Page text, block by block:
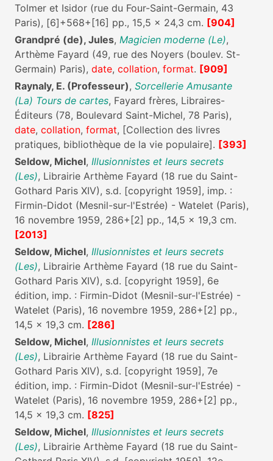
Tolmer et Isidor (rue du Four-Saint-Germain, 43
Paris), [6]+568+[16] pp., 15,5 x 24,3 cm. [904]
Grandpré (de), Jules, Magicien moderne (Le),
Arthème Fayard (49, rue des Noyers (boulev. St-
Germain) Paris), date, collation, format. [909]
Raynaly, E. (Professeur), Sorcellerie Amusante
(La) Tours de cartes, Fayard frères, Libraires-
Éditeurs (78, Boulevard Saint-Michel, 78 Paris),
date, collation, format, [Collection des livres
pratiques, bibliothèque de la vie populaire]. [393]
Seldow, Michel, Illusionnistes et leurs secrets
(Les), Librairie Arthème Fayard (18 rue du Saint-
Gothard Paris XIV), s.d. [copyright 1959], imp. :
Firmin-Didot (Mesnil-sur-l'Estrée) - Watelet (Paris),
16 novembre 1959, 286+[2] pp., 14,5 x 19,3 cm.
[2013]
Seldow, Michel, Illusionnistes et leurs secrets
(Les), Librairie Arthème Fayard (18 rue du Saint-
Gothard Paris XIV), s.d. [copyright 1959], 6e
édition, imp. : Firmin-Didot (Mesnil-sur-l'Estrée) -
Watelet (Paris), 16 novembre 1959, 286+[2] pp.,
14,5 x 19,3 cm. [286]
Seldow, Michel, Illusionnistes et leurs secrets
(Les), Librairie Arthème Fayard (18 rue du Saint-
Gothard Paris XIV), s.d. [copyright 1959], 7e
édition, imp. : Firmin-Didot (Mesnil-sur-l'Estrée) -
Watelet (Paris), 16 novembre 1959, 286+[2] pp.,
14,5 x 19,3 cm. [825]
Seldow, Michel, Illusionnistes et leurs secrets
(Les), Librairie Arthème Fayard (18 rue du Saint-